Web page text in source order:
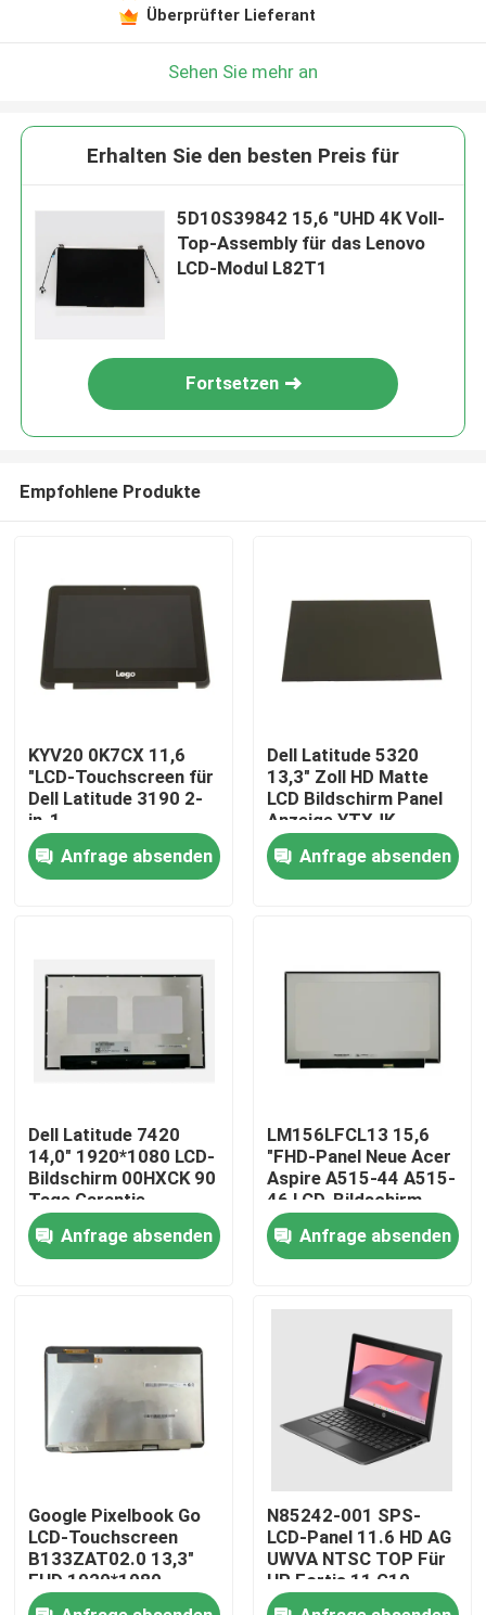
Nach Hause
Über uns
Kontakte
Produkte
Videos
Dell-LCD-Bildschirm-Ersatz
Acer-LCD-Bildschirm-Ersatz
Macbook-LCD-Bildschirm-Ersatz
Überprüfter Lieferant
Sehen Sie mehr an
Erhalten Sie den besten Preis für
5D10S39842 15,6 "UHD 4K Voll-
Top-Assembly für das Lenovo
LCD-Modul L82T1
Fortsetzen
Empfohlene Produkte
KYV20 0K7CX 11,6
"LCD-Touchscreen für
Dell Latitude 3190 2-
in-1
Anfrage absenden
Dell Latitude 5320
13,3" Zoll HD Matte
LCD Bildschirm Panel
Anzeige YTXJK
Anfrage absenden
Dell Latitude 7420
14,0" 1920*1080 LCD-
Bildschirm 00HXCK 90
Tage Garantie
Anfrage absenden
LM156LFCL13 15,6
"FHD-Panel Neue Acer
Aspire A515-44 A515-
46 LCD-Bildschirm
Anfrage absenden
Google Pixelbook Go
LCD-Touchscreen
B133ZAT02.0 13,3"
FHD 1920*1080
30pins Chromebook
N85242-001 SPS-
LCD-Panel 11.6 HD AG
UWVA NTSC TOP Für
HP Fortis 11 G10
Chromebook